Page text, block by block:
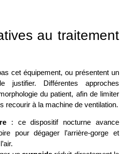
au traitement
cet équipement, ou présentent un
Différentes approches
du patient, afin de limiter
recourir à la machine de ventilation.
: ce dispositif nocturne avance
pour dégager l’arrière-gorge et